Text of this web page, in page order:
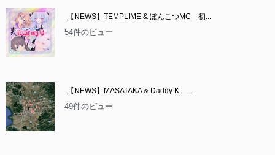
【NEWS】TEMPLIME & ぽんこつMC　初...
54件のビュー
【NEWS】MASATAKA & Daddy K　...
49件のビュー